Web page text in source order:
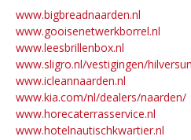
www.bigbreadnaarden.nl
www.gooisenetwerkborrel.nl
www.leesbrillenbox.nl
www.sligro.nl/vestigingen/
www.icleannaarden.nl
www.kia.com/nl/dealers/naarden/
www.horecaterrasservice.nl
www.hotelnautischkwartier.nl